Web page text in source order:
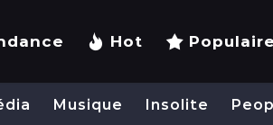
Hot Populaire
Musique Insolite